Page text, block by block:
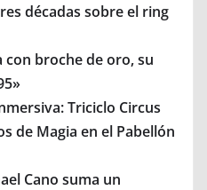
décadas sobre el ring
con broche de oro, su
Triciclo Circus
de Magia en el Pabellón
Cano suma un